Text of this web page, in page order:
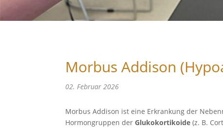
Morbus Addison
02. Februar 2026
Morbus Addison ist eine Erkrankung der
Hormongruppen derGlukokortikoide (z. B.